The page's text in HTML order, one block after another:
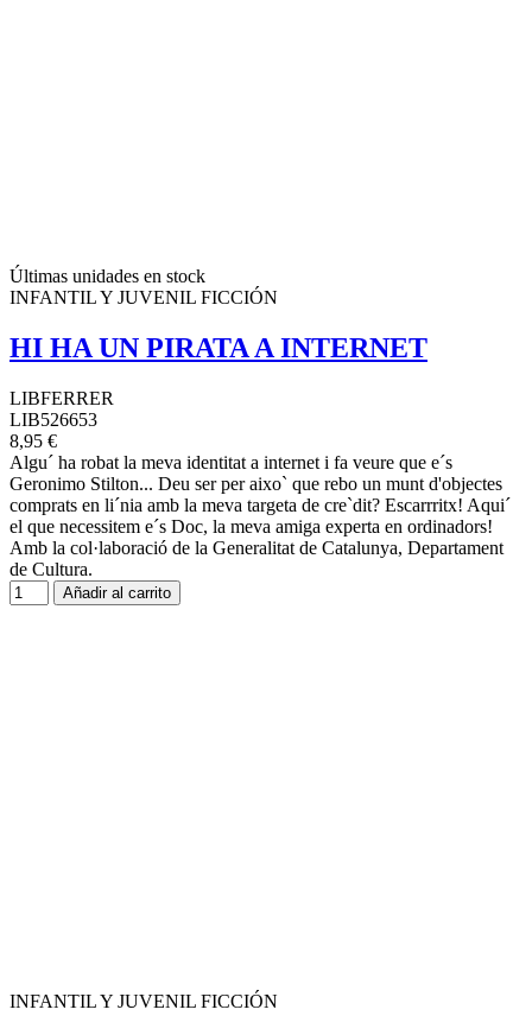
Últimas unidades en stock
INFANTIL Y JUVENIL FICCIÓN
HI HA UN PIRATA A INTERNET
LIBFERRER
LIB526653
8,95 €
Algu´ ha robat la meva identitat a internet i fa veure que e´s
Geronimo Stilton... Deu ser per aixo` que rebo un munt d'objectes
comprats en li´nia amb la meva targeta de cre`dit? Escarrritx! Aqui´
el que necessitem e´s Doc, la meva amiga experta en ordinadors!
Amb la col·laboració de la Generalitat de Catalunya, Departament
de Cultura.
Añadir al carrito
INFANTIL Y JUVENIL FICCIÓN